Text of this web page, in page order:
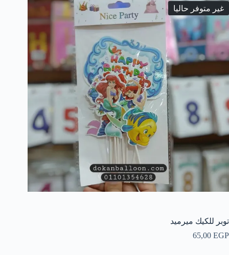
غير متوفر حاليا
توبر للكيك ميرميد
65,00 EGP